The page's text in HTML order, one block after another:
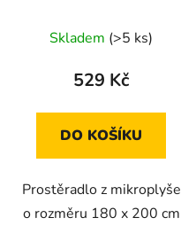
Skladem (>5 ks)
529 Kč
DO KOŠÍKU
Prostěradlo z mikroplyše
o rozměru 180 x 200 cm